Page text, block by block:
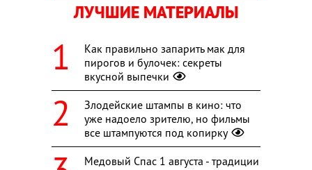
ЛУЧШИЕ МАТЕРИАЛЫ
Как правильно запарить мак для
пирогов и булочек: секреты
вкусной выпечки
Злодейские штампы в кино: что
уже надоело зрителю, но фильмы
все штампуются под копирку
Медовый Спас 1 августа - традиции